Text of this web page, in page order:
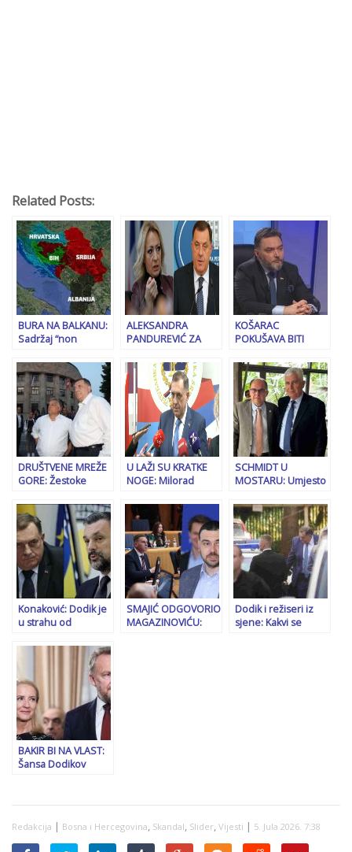
Related Posts:
BURA NA BALKANU:
Sadržaj “non
zabrinuo Dodika i
Vučića
ALEKSANDRA
PANDUREVIĆ ZA
DODIKOVE TUŽBE
ZA KLEVETU: “Za sve
što sam rekla imam
dokaze, Kim Jong Un
je možda veći
demokrata od
Dodika”
KOŠARAC
POKUŠAVA BITI
“Apelujem na
Konakovića da mi
vrati bager, evo
njemu i Forti
mišolovka”
DRUŠTVENE MREŽE
GORE: Žestoke
Milorada Dodika i
Viktora Orbana
nakon sastanka u
Budimpešti…
U LAŽI SU KRATKE
NOGE: Milorad
na sjednicu
Apelacionog vijeća,
pa ponovo
obmanuo javnost…
SCHMIDT U
MOSTARU: Umjesto
pozvao na dijalog i
kompromis!
Konaković: Dodik je
u strahu od
u dalju
radikalizaciju. Zato
priprema rezervni
sastav policije
SMAJIĆ ODGOVORIO
MAGAZINOVIĆU:
Dodik i režiseri iz
sjene: Kakvi se
BAKIR BI NA VLAST:
Šansa Dodikov
Redakcija | Bosna i Hercegovina, Skandal, Slider, Vijesti | 5. Jula 2026. 7:38